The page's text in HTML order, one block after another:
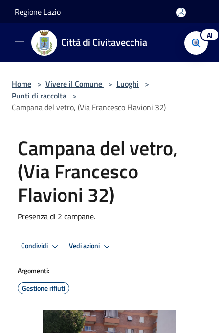
Regione Lazio
Città di Civitavecchia AI
Home > Vivere il Comune > Luoghi >
Punti di raccolta >
Campana del vetro, (Via Francesco Flavioni 32)
Campana del vetro,
(Via Francesco
Flavioni 32)
Presenza di 2 campane.
Condividi Vedi azioni
Argomenti:
Gestione rifiuti